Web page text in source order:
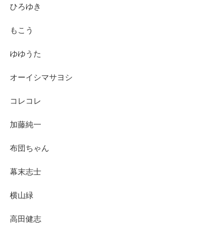
ひろゆき
もこう
ゆゆうた
オーイシマサヨシ
コレコレ
加藤純一
布団ちゃん
幕末志士
横山緑
高田健志